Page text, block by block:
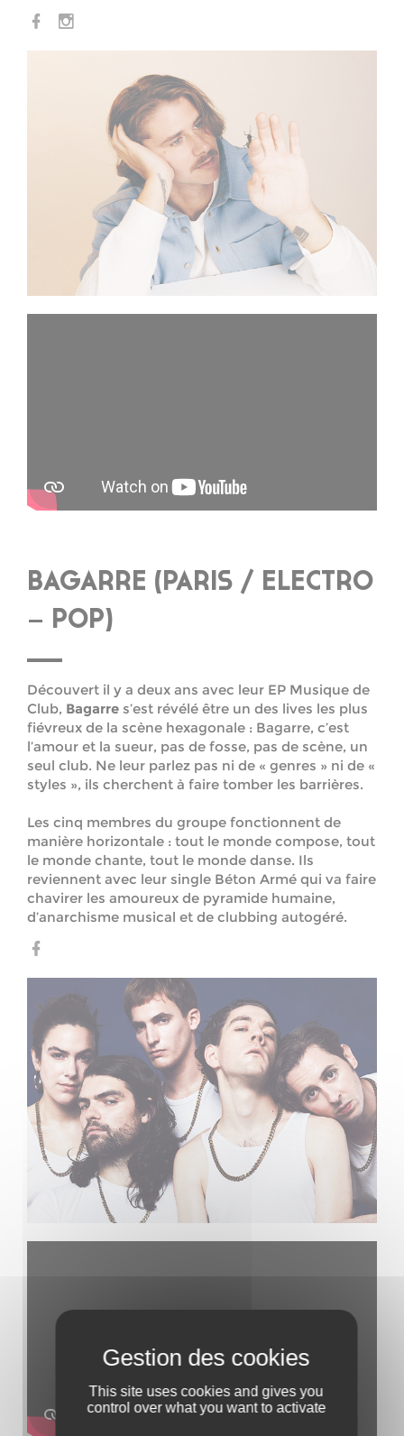
BAGARRE (PARIS / ELECTRO
– POP)
Découvert il y a deux ans avec leur EP Musique de
Club, Bagarre s’est révélé être un des lives les plus
fiévreux de la scène hexagonale : Bagarre, c’est
l’amour et la sueur, pas de fosse, pas de scène, un
seul club. Ne leur parlez pas ni de « genres » ni de «
styles », ils cherchent à faire tomber les barrières.
Les cinq membres du groupe fonctionnent de
manière horizontale : tout le monde compose, tout
le monde chante, tout le monde danse. Ils
reviennent avec leur single Béton Armé qui va faire
chavirer les amoureux de pyramide humaine,
d’anarchisme musical et de clubbing autogéré.
This site uses cookies and gives you
control over what you want to activate